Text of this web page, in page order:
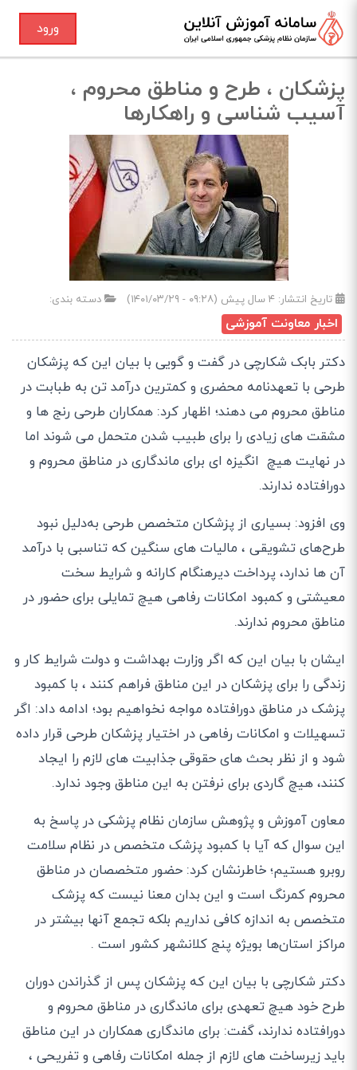
ورود
پزشکان ، طرح و مناطق محروم ،
آسیب شناسی و راهکارها
تاریخ انتشار: ۴ سال پیش (۰۹:۲۸ - ۱۴۰۱/۰۳/۲۹) دسته بندی:
اخبار معاونت آموزشی
دکتر بابک شکارچی در گفت و گویی با بیان این که پزشکان
طرحی با تعهدنامه محضری و کمترین درآمد تن به طبابت در
مناطق محروم می دهند؛ اظهار کرد: همکاران طرحی رنج ها و
مشقت های زیادی را برای طبیب شدن متحمل می شوند اما
در نهایت هیچ انگیزه ای برای ماندگاری در مناطق محروم و
دورافتاده ندارند.
وی افزود: بسیاری از پزشکان متخصص طرحی به‌دلیل نبود
طرح‌های تشویقی ، مالیات های سنگین که تناسبی با درآمد
آن ها ندارد، پرداخت دیرهنگام کارانه و شرایط سخت
معیشتی و کمبود امکانات رفاهی هیچ تمایلی برای حضور در
مناطق محروم ندارند.
ایشان با بیان این که اگر وزارت بهداشت و دولت شرایط کار و
زندگی را برای پزشکان در این مناطق فراهم کنند ، با کمبود
پزشک در مناطق دورافتاده مواجه نخواهیم بود؛ ادامه داد: اگر
تسهیلات و امکانات رفاهی در اختیار پزشکان طرحی قرار داده
شود و از نظر بحث های حقوقی جذابیت های لازم را ایجاد
کنند، هیچ گاردی برای نرفتن به این مناطق وجود ندارد.
معاون آموزش و پژوهش سازمان نظام پزشکی در پاسخ به
این سوال که آیا با کمبود پزشک متخصص در نظام سلامت
روبرو هستیم؛ خاطرنشان کرد: حضور متخصصان در مناطق
محروم کمرنگ است و این بدان معنا نیست که پزشک
متخصص به اندازه کافی نداریم بلکه تجمع آنها بیشتر در
مراکز استان‌ها بویژه پنج کلانشهر کشور است .
دکتر شکارچی با بیان این که پزشکان پس از گذراندن دوران
طرح خود هیچ تعهدی برای ماندگاری در مناطق محروم و
دورافتاده ندارند، گفت: برای ماندگاری همکاران در این مناطق
باید زیرساخت های لازم از جمله امکانات رفاهی و تفریحی ،